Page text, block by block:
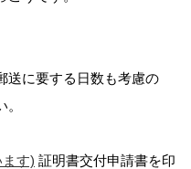
送に要する日数も考慮の
す) 証明書交付申請書を印